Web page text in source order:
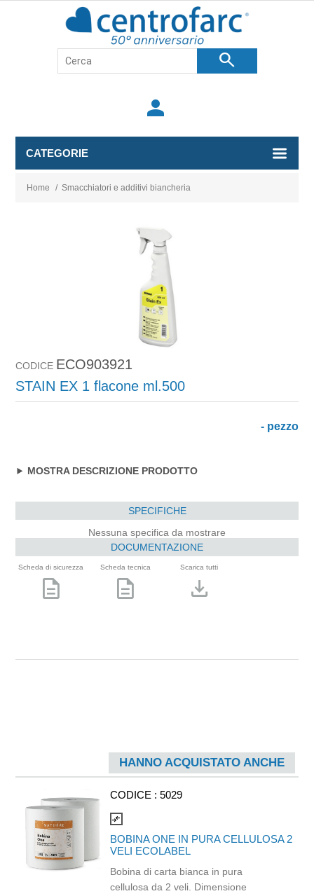
search
person
CATEGORIE
Home / Smacchiatori e additivi biancheria
CODICE ECO903921
STAIN EX 1 flacone ml.500
- pezzo
MOSTRA DESCRIZIONE PRODOTTO
SPECIFICHE
Nessuna specifica da mostrare
DOCUMENTAZIONE
Scheda di sicurezza
description
Scheda tecnica
description
Scarica tutti
download
HANNO ACQUISTATO ANCHE
CODICE : 5029
compare_arrows
BOBINA ONE IN PURA CELLULOSA 2
VELI ECOLABEL
Bobina di carta bianca in pura
cellulosa da 2 veli. Dimensione